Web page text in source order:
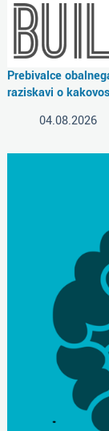
Prebivalce
raziskavi o
04.08.2026